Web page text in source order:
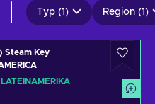
Typ (1) Region (1)
Steam Key